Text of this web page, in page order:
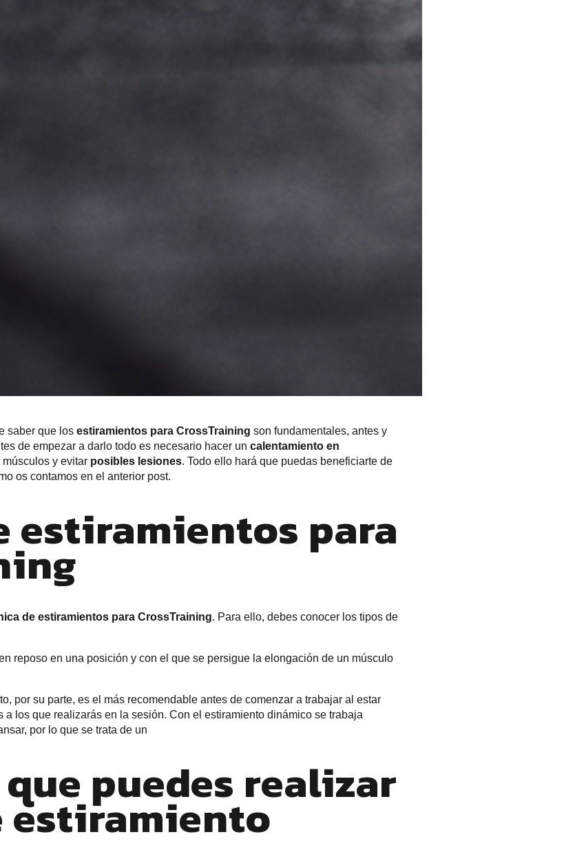
saber que los estiramientos para CrossTraining son fundamentales, antes y
de empezar a darlo todo es necesario hacer un calentamiento en
músculos y evitar posibles lesiones. Todo ello hará que puedas beneficiarte de
os contamos en el anterior post.
estiramientos para
de estiramientos para CrossTraining. Para ello, debes conocer los tipos de
reposo en una posición y con el que se persigue la elongación de un músculo
por su parte, es el más recomendable antes de comenzar a trabajar al estar
los que realizarás en la sesión. Con el estiramiento dinámico se trabaja
por lo que se trata de un
puedes realizar
estiramiento